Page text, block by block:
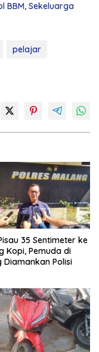
BBM, Sekeluarga
pelajar
35 Sentimeter ke
Kopi, Pemuda di
Diamankan Polisi